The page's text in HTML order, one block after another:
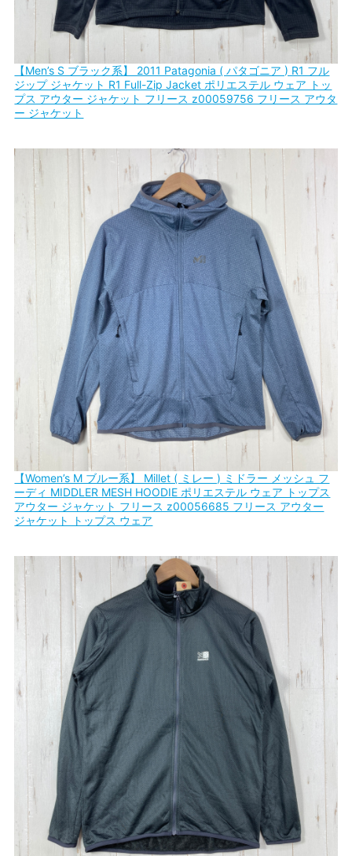
【Men’s S ブラック系】 2011 Patagonia ( パタゴニア ) R1 フル
ジップ ジャケット R1 Full-Zip Jacket ポリエステル ウェア トッ
プス アウター ジャケット フリース z00059756 フリース アウタ
ー ジャケット
【Women’s M ブルー系】 Millet ( ミレー ) ミドラー メッシュ フ
ーディ MIDDLER MESH HOODIE ポリエステル ウェア トップス
アウター ジャケット フリース z00056685 フリース アウター
ジャケット トップス ウェア